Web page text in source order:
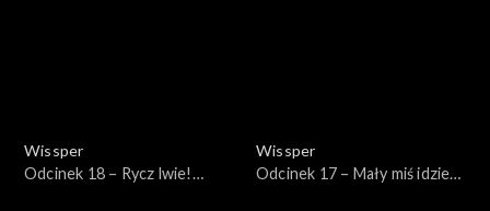
Wissper
Odcinek 18 – Rycz lwie!
Wissper
Odcinek 17 – Mały miś idzie